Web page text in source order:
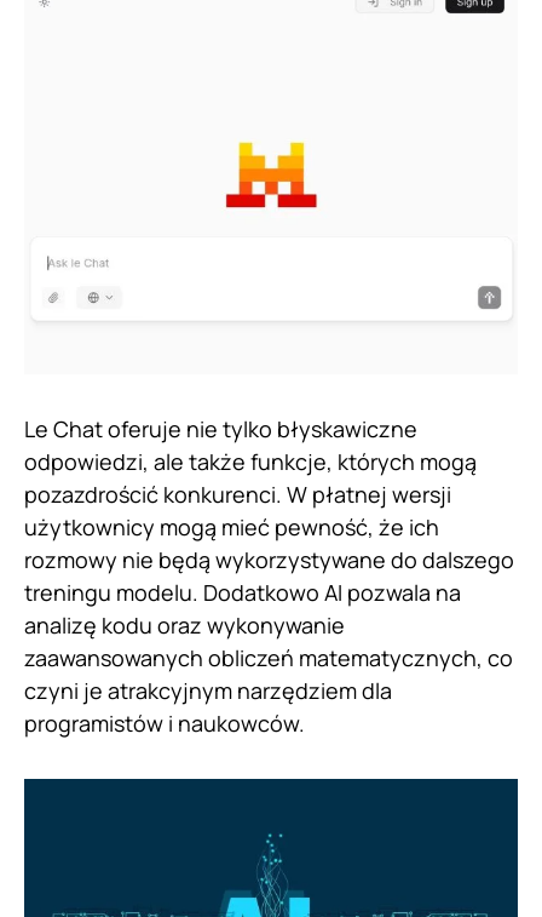
Le Chat oferuje nie tylko błyskawiczne
odpowiedzi, ale także funkcje, których mogą
pozazdrościć konkurenci. W płatnej wersji
użytkownicy mogą mieć pewność, że ich
rozmowy nie będą wykorzystywane do dalszego
treningu modelu. Dodatkowo AI pozwala na
analizę kodu oraz wykonywanie
zaawansowanych obliczeń matematycznych, co
czyni je atrakcyjnym narzędziem dla
programistów i naukowców.